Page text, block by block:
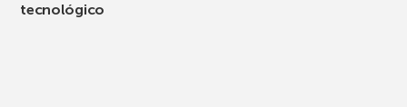
tecnológico